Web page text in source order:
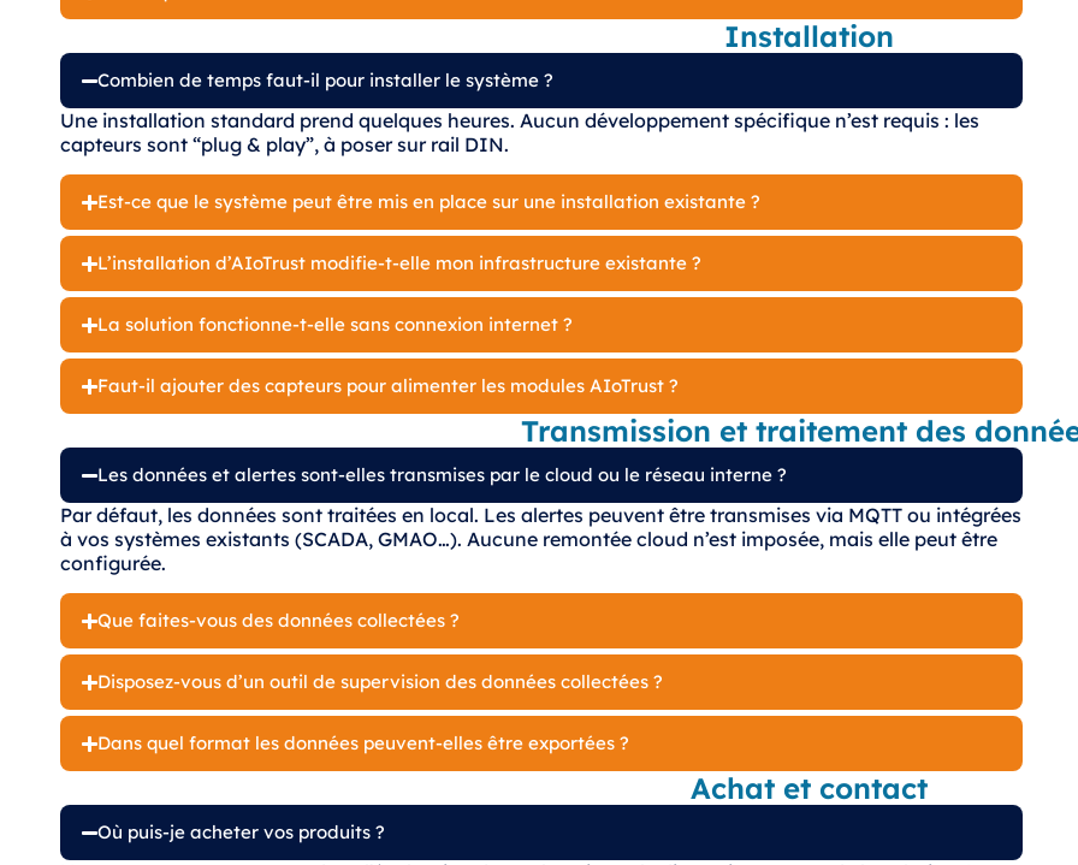
Installation
Combien de temps faut-il pour installer le système ?
Une installation standard prend quelques heures. Aucun développement spécifique n’est requis : les
capteurs sont “plug & play”, à poser sur rail DIN.
Est-ce que le système peut être mis en place sur une installation existante ?
L’installation d’AIoTrust modifie-t-elle mon infrastructure existante ?
La solution fonctionne-t-elle sans connexion internet ?
Faut-il ajouter des capteurs pour alimenter les modules AIoTrust ?
Transmission et traitement des
Les données et alertes sont-elles transmises par le cloud ou le réseau interne ?
Par défaut, les données sont traitées en local. Les alertes peuvent être transmises via MQTT ou intégrées
à vos systèmes existants (SCADA, GMAO…). Aucune remontée cloud n’est imposée, mais elle peut être
configurée.
Que faites-vous des données collectées ?
Disposez-vous d’un outil de supervision des données collectées ?
Dans quel format les données peuvent-elles être exportées ?
Achat et contact
Où puis-je acheter vos produits ?